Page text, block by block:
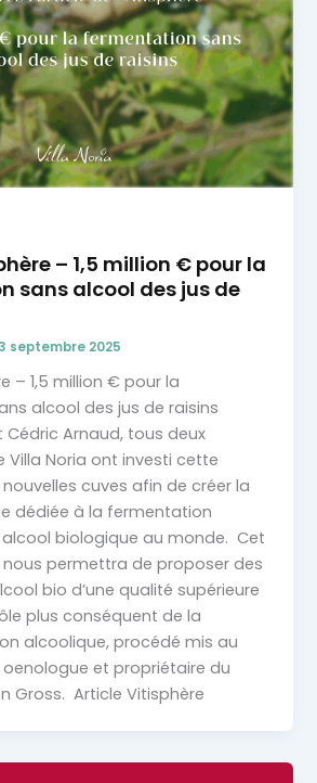
– 1,5 million € pour la
sans alcool des jus de
septembre 2025
– 1,5 million € pour la
alcool des jus de raisins
Cédric Arnaud, tous deux
Villa Noria ont investi cette
cuves afin de créer la
dédiée à la fermentation
biologique au monde. Cet
permettra de proposer des
bio d’une qualité supérieure
plus conséquent de la
alcoolique, procédé mis au
et propriétaire du
Gross. Article Vitisphère